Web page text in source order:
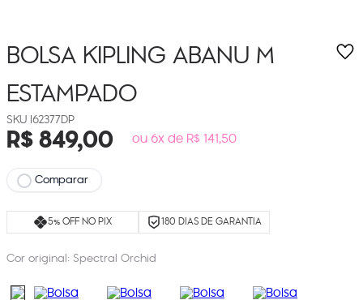
BOLSA KIPLING ABANU M
ESTAMPADO
I62377DP
R$849,00 ou 6x de R$ 141,50
Comparar
5% OFF NO PIX 180 DIAS DE GARANTIA
Cor original: Spectral Orchid